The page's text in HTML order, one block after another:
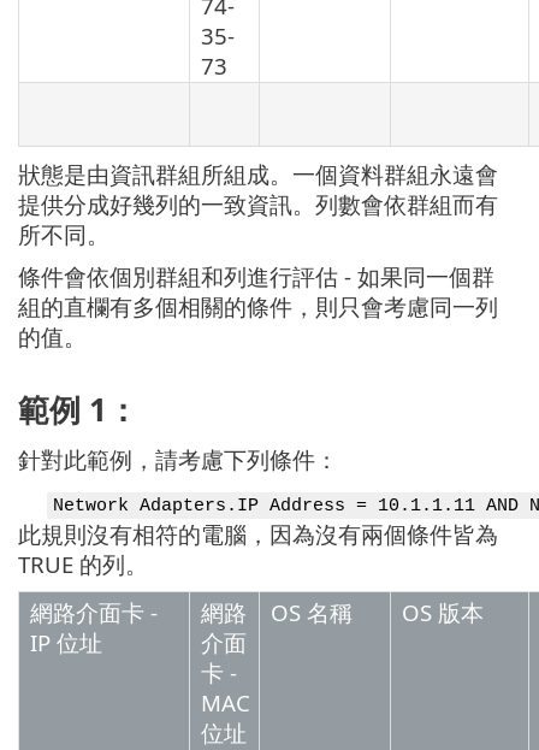
35-
73
狀態是由資訊群組所組成。一個資料群組永遠會
提供分成好幾列的一致資訊。列數會依群組而有
所不同。
條件會依個別群組和列進行評估 - 如果同一個群
組的直欄有多個相關的條件，則只會考慮同一列
的值。
範例 1：
針對此範例，請考慮下列條件：
Network Adapters.IP Address = 10.1.1.11 AND
此規則沒有相符的電腦，因為沒有兩個條件皆為
TRUE 的列。
網路介面卡 -
IP 位址
網路
介面
卡 -
MAC
位址
OS 名稱 OS 版本